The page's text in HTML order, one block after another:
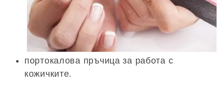
портокалова пръчица за работа с
кожичките.